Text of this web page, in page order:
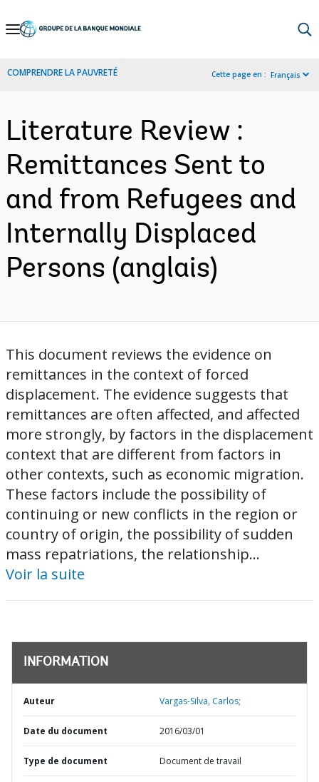
Skip
Navigation
COMPRENDRE LA PAUVRETÉ Cette page en : Français
Literature Review :
Remittances Sent to
and from Refugees and
Internally Displaced
Persons (anglais)
This document reviews the evidence on
remittances in the context of forced
displacement. The evidence suggests that
remittances are often affected, and affected
more strongly, by factors in the displacement
context that are different from factors in
other contexts, such as economic migration.
These factors include the possibility of
continuing or new conflicts in the region or
country of origin, the possibility of sudden
mass repatriations, the relationship...
Voir la suite
INFORMATION
Auteur Vargas-Silva, Carlos;
Date du document 2016/03/01
Type de document Document de travail